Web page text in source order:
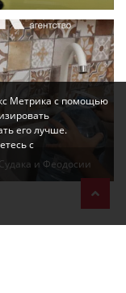
и Феодосии
Метрика с помощью
его лучше.
с